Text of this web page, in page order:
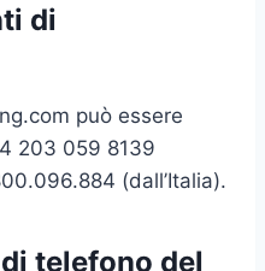
di
può essere
203 059 8139
(dall’Italia).
telefono del